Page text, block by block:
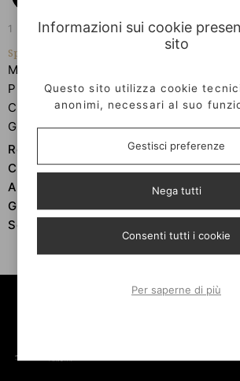
1 disponibili a magazzino
Specifiche
Materiale:
Pietre:
Diamanti
Certificato :
Si
Genere:
Donna
Referenza:
31655
Condizioni:
Nuovo
Anno:
2025
Garanzia:
Si
Scatola:
Informazioni sui cookie
sito
Questo sito utilizza cookie
anonimi, necessari al suo
Gestisci preferenze
Nega tutti
Consenti tutti i cookie
Per saperne di più